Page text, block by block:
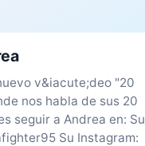
v&iacute;deo "20
nos habla de sus 20
seguir a Andrea en: Su
Su Instagram: